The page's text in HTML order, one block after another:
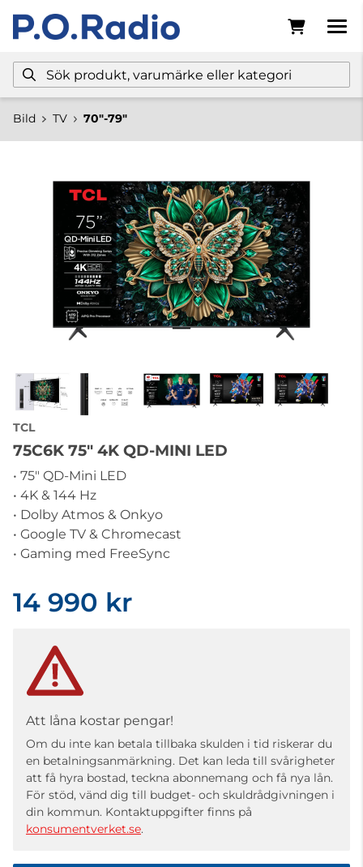
Bild TV 70"-79"
TCL
75C6K 75" 4K QD-MINI LED
• 75" QD-Mini LED
• 4K & 144 Hz
• Dolby Atmos & Onkyo
• Google TV & Chromecast
• Gaming med FreeSync
14 990 kr
Att låna kostar pengar!
Om du inte kan betala tillbaka skulden i tid riskerar du
en betalningsanmärkning. Det kan leda till svårigheter
att få hyra bostad, teckna abonnemang och få nya lån.
För stöd, vänd dig till budget- och skuldrådgivningen i
din kommun. Kontaktuppgifter finns på
konsumentverket.se.